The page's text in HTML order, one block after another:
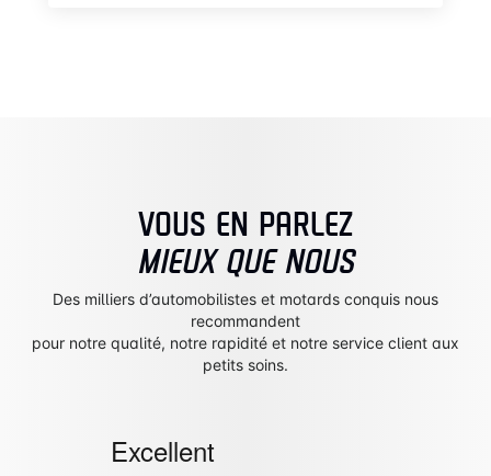
VOUS EN PARLEZ
MIEUX QUE NOUS
Des milliers d’automobilistes et motards conquis nous
recommandent
pour notre qualité, notre rapidité et notre service client aux
petits soins.